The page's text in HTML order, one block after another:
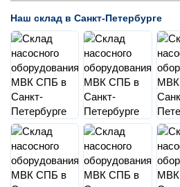
Наш склад в Санкт-Петербурге